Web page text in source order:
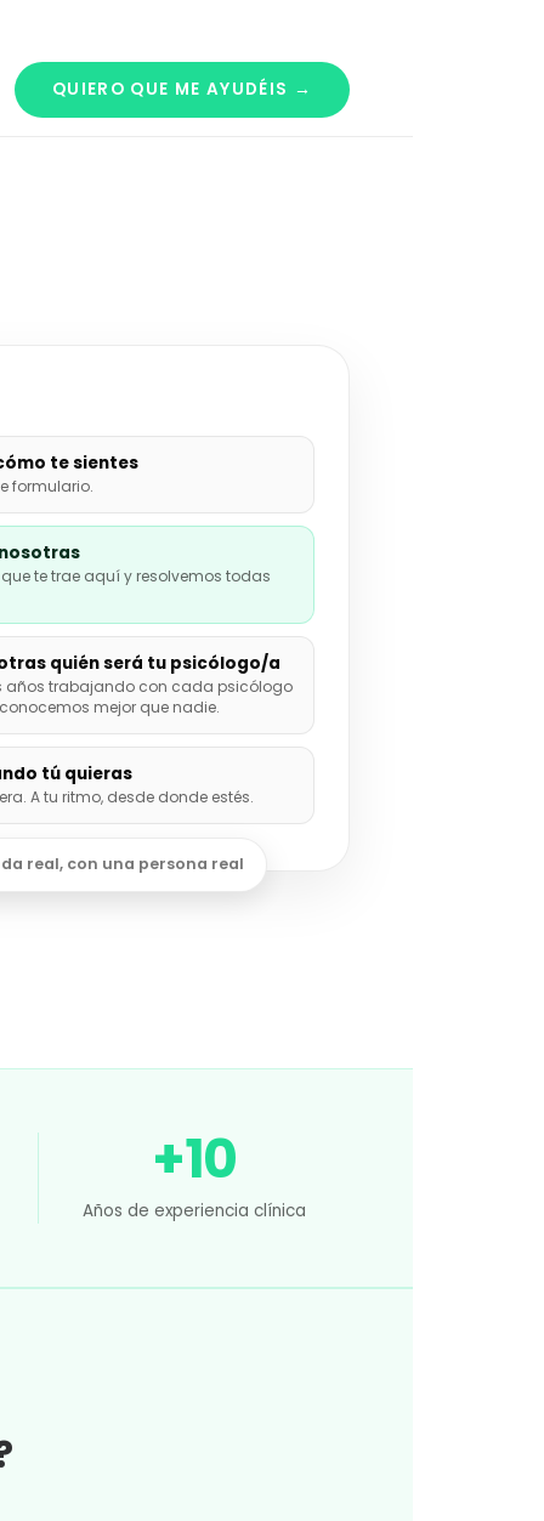
QUIERO QUE ME AYUDÉIS →
te sientes
formulario.
te trae aquí y resolvemos todas
quién será tu psicólogo/a
años trabajando con cada psicólogo
mejor que nadie.
tú quieras
A tu ritmo, desde donde estés.
real, con una persona real
+10
Años de experiencia clínica